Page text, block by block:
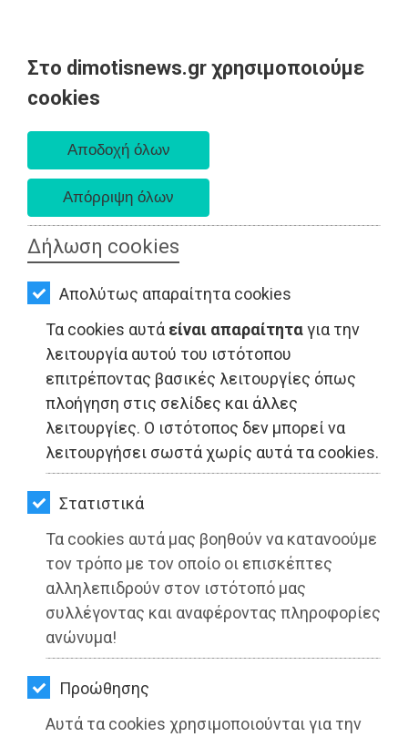
Στο dimotisnews.gr χρησιμοποιούμε
cookies
Δήλωση cookies
Απολύτως απαραίτητα cookies
Τα cookies αυτά είναι απαραίτηταγια την
λειτουργία αυτού του ιστότοπου
επιτρέποντας βασικές λειτουργίες όπως
πλοήγηση στις σελίδες και άλλες
λειτουργίες. Ο ιστότοπος δεν μπορεί να
λειτουργήσει σωστά χωρίς αυτά τα cookies.
Στατιστικά
Τα cookies αυτά μας βοηθούν να κατανοούμε
τον τρόπο με τον οποίο οι επισκέπτες
αλληλεπιδρούν στον ιστότοπό μας
συλλέγοντας και αναφέροντας πληροφορίες
ανώνυμα!
Προώθησης
Αυτά τα cookies χρησιμοποιούνται για την
AΡΧΙΚΗ
ΕΙΔΗΣΕΙΣ
ΠΟΛΙΤΙΚΗ
ΤΟΠΙΚΗ
ΑΥΤΟΔΙΟΙΚΗΣΗ
ΟΙΚΟΝΟΜΙΑ
ΑΘΛΗΤΙΣΜΟΣ
ΠΟΛΙΤΙΣΜΟΣ
ΣΠΙΤΙ-
ΚΗΠΟΣ
ΥΓΕΙΑ
LIFESTYLE
ΤΑΞΙΔΙΑ
ΕΞΟΔΟΣ
ΠΕΡΙΒΑΛΛΟΝ
ΚΑΤΟΙΚΙΔΙΟ
ΑΓΓΕΛΙΕΣ
ΤΟΠΙΚΗ ΑΥΤΟΔΙΟΙΚΗΣΗ - Ραφήνα
Ευαχαριστήριο του Δήμου Ραφήνας-
Πικερμίου σε επιχειρήσεις που
στηρίζουν την Πολιτική Προστασία